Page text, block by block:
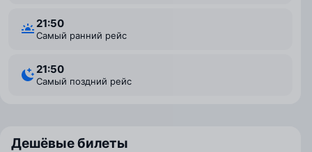
21:50
Самый ранний рейс
21:50
Самый поздний рейс
Дешёвые билеты